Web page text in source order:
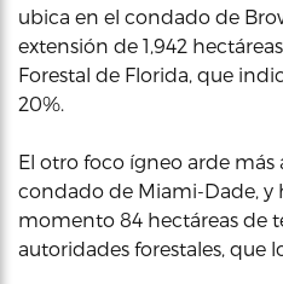
ubica en el condado de
extensión de 1,942
Forestal de Florida, que
20%.
El otro foco ígneo arde más
condado de Miami-Dade, y
momento 84 hectáreas de
autoridades forestales, que